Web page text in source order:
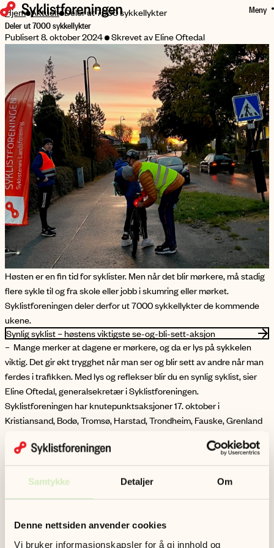
Samtykke Detaljer Om
Denne nettsiden anvender cookies
Vi bruker informasjonskapsler for å gi innhold og
HOPP
TIL
HOVEDINNHOLD
Meny
Hjem Aktuelt Deler ut 7000 sykkellykter
Deler ut 7000 sykkellykter
Publisert 8. oktober 2024 Skrevet av Eline Oftedal
Høsten er en fin tid for syklister. Men når det blir mørkere, må stadig
flere sykle til og fra skole eller jobb i skumring eller mørket.
Syklistforeningen deler derfor ut 7000 sykkellykter de kommende
ukene.
Synlig syklist – høstens viktigste se-og-bli-sett-aksjon
– Mange merker at dagene er mørkere, og da er lys på sykkelen
viktig. Det gir økt trygghet når man ser og blir sett av andre når man
ferdes i trafikken. Med lys og reflekser blir du en synlig syklist, sier
Eline Oftedal, generalsekretær i Syklistforeningen.
Syklistforeningen har knutepunktsaksjoner 17. oktober i
Kristiansand, Bodø, Tromsø, Harstad, Trondheim, Fauske, Grenland
fordelt på syv fylker.
lyssette sykkelen. Derfor oppfordrer Syklistforeningen alle til å
bruke sykkellykt, og deler ut tusenvis av gratis sykkellykter, slik at